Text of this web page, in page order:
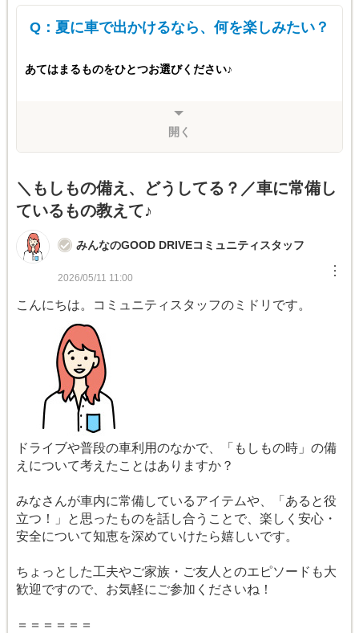
Q：夏に車で出かけるなら、何を楽しみたい？
あてはまるものをひとつお選びください♪
開く
＼もしもの備え、どうしてる？／車に常備し
ているもの教えて♪
みんなのGOOD DRIVEコミュニティスタッフ
2026/05/11 11:00 ︙
こんにちは。コミュニティスタッフのミドリです。
ドライブや普段の車利用のなかで、「もしもの時」の備
えについて考えたことはありますか？
みなさんが車内に常備しているアイテムや、「あると役
立つ！」と思ったものを話し合うことで、楽しく安心・
安全について知恵を深めていけたら嬉しいです。
ちょっとした工夫やご家族・ご友人とのエピソードも大
歓迎ですので、お気軽にご参加くださいね！
＝＝＝＝＝＝